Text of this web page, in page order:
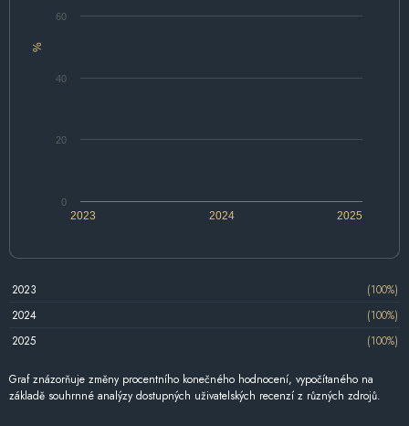
%
2023 2024 2025
0
20
40
60
2023
(100%)
2024
(100%)
2025
(100%)
Graf znázorňuje změny procentního konečného hodnocení, vypočítaného na
základě souhrnné analýzy dostupných uživatelských recenzí z různých zdrojů.